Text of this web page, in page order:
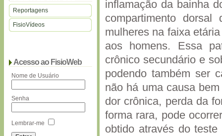
Reportagens
FisioVídeos
Acesso ao FisioWeb
Nome de Usuário
Senha
Lembrar-me
inflamação da bainha
compartimento dorsal
mulheres na faixa
aos homens. Essa
crônico secundário e
podendo também ser
não há uma causa
dor crônica, perda da
forma rara, pode
obtido através do